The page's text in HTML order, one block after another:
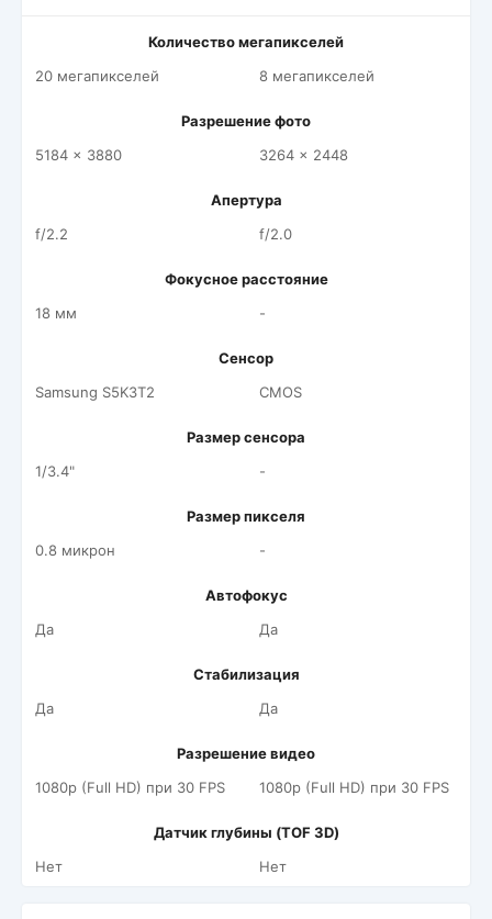
Количество мегапикселей
20 мегапикселей
8 мегапикселей
Разрешение фото
5184 x 3880
3264 x 2448
Апертура
f/2.2
f/2.0
Фокусное расстояние
18 мм
-
Сенсор
Samsung S5K3T2
CMOS
Размер сенсора
1/3.4"
-
Размер пикселя
0.8 микрон
-
Автофокус
Да
Да
Стабилизация
Да
Да
Разрешение видео
1080p (Full HD) при 30 FPS
1080p (Full HD) при 30 FPS
Датчик глубины (TOF 3D)
Нет
Нет